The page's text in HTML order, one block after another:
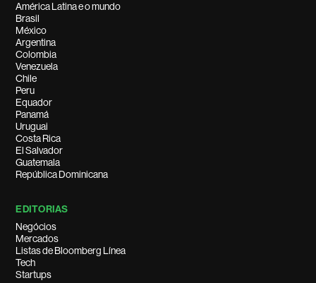
América Latina e o mundo
Brasil
México
Argentina
Colombia
Venezuela
Chile
Peru
Equador
Panamá
Uruguai
Costa Rica
El Salvador
Guatemala
República Dominicana
EDITORIAS
Negócios
Mercados
Listas de Bloomberg Línea
Tech
Startups